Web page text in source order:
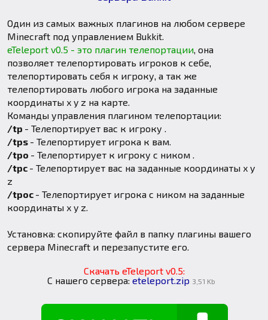
Один из самых важных плагинов на любом сервере
Minecraft под управлением Bukkit.
eTeleport v0.5 - это плагин телепортации, она
позволяет телепортировать игроков к себе,
телепортировать себя к игроку, а так же
телепортировать любого игрока на заданные
координаты x y z на карте.
Команды управления плагином телепортации:
/tp - Телепортирует вас к игроку .
/tps - Телепортирует игрока к вам.
/tpo - Телепортирует к игроку с ником .
/tpc - Телепортирует вас на заданные координаты x y
z
/tpoc - Телепортирует игрока с ником на заданные
координаты x y z.
Установка: скопируйте файл в папку плагины вашего
сервера Minecraft и перезапустите его.
Скачать eTeleport v0.5:
С нашего сервера: eteleport.zip 3,51 Kb